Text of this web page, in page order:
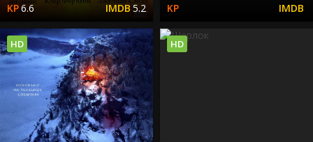
6.6 5.2
HD HD